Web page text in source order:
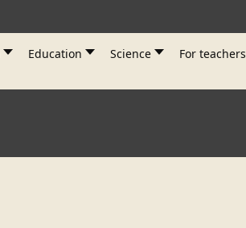
Education Science For teachers